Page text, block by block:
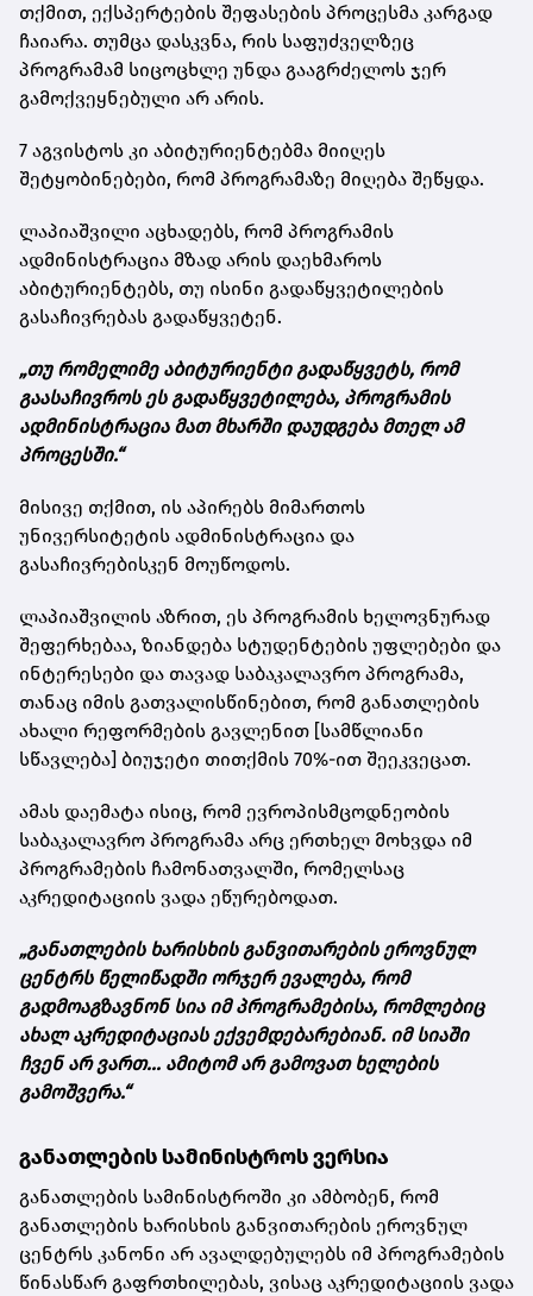
თქმით, ექსპერტების შეფასების პროცესმა კარგად
ჩაიარა. თუმცა დასკვნა, რის საფუძველზეც
პროგრამამ სიცოცხლე უნდა გააგრძელოს ჯერ
გამოქვეყნებული არ არის.
7 აგვისტოს კი აბიტურიენტებმა მიიღეს
შეტყობინებები, რომ პროგრამაზე მიღება შეწყდა.
ლაპიაშვილი აცხადებს, რომ პროგრამის
ადმინისტრაცია მზად არის დაეხმაროს
აბიტურიენტებს, თუ ისინი გადაწყვეტილების
გასაჩივრებას გადაწყვეტენ.
„თუ რომელიმე აბიტურიენტი გადაწყვეტს, რომ
გაასაჩივროს ეს გადაწყვეტილება, პროგრამის
ადმინისტრაცია მათ მხარში დაუდგება მთელ ამ
პროცესში.“
მისივე თქმით, ის აპირებს მიმართოს
უნივერსიტეტის ადმინისტრაცია და
გასაჩივრებისკენ მოუწოდოს.
ლაპიაშვილის აზრით, ეს პროგრამის ხელოვნურად
შეფერხებაა, ზიანდება სტუდენტების უფლებები და
ინტერესები და თავად საბაკალავრო პროგრამა,
თანაც იმის გათვალისწინებით, რომ განათლების
ახალი რეფორმების გავლენით [სამწლიანი
სწავლება] ბიუჯეტი თითქმის 70%-ით შეეკვეცათ.
ამას დაემატა ისიც, რომ ევროპისმცოდნეობის
საბაკალავრო პროგრამა არც ერთხელ მოხვდა იმ
პროგრამების ჩამონათვალში, რომელსაც
აკრედიტაციის ვადა ეწურებოდათ.
„განათლების ხარისხის განვითარების ეროვნულ
ცენტრს წელიწადში ორჯერ ევალება, რომ
გადმოაგზავნონ სია იმ პროგრამებისა, რომლებიც
ახალ აკრედიტაციას ექვემდებარებიან. იმ სიაში
ჩვენ არ ვართ... ამიტომ არ გამოვათ ხელების
გამოშვერა.“
განათლების სამინისტროს ვერსია
განათლების სამინისტროში კი ამბობენ, რომ
განათლების ხარისხის განვითარების ეროვნულ
ცენტრს კანონი არ ავალდებულებს იმ პროგრამების
წინასწარ გაფრთხილებას, ვისაც აკრედიტაციის ვადა